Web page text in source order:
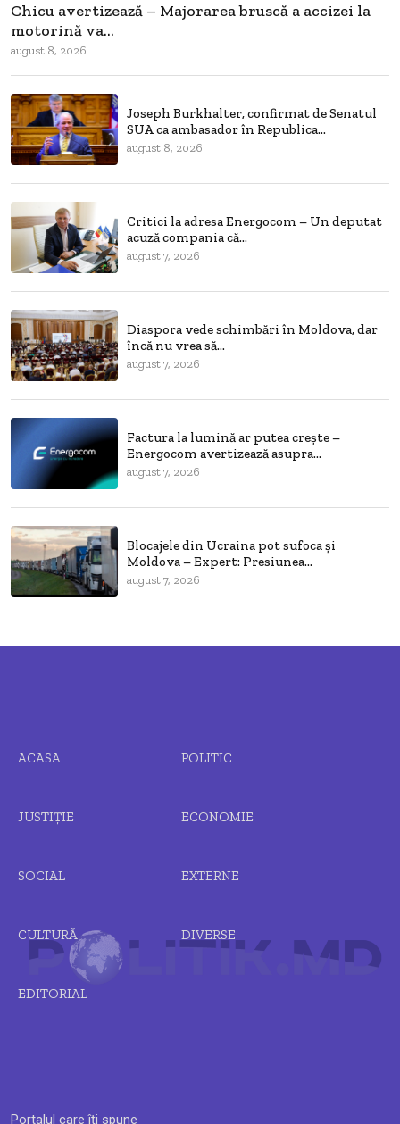
Chicu avertizează – Majorarea bruscă a accizei la
motorină va...
august 8, 2026
Joseph Burkhalter, confirmat de Senatul
SUA ca ambasador în Republica...
august 8, 2026
Critici la adresa Energocom – Un deputat
acuză compania că...
august 7, 2026
Diaspora vede schimbări în Moldova, dar
încă nu vrea să...
august 7, 2026
Factura la lumină ar putea crește –
Energocom avertizează asupra...
august 7, 2026
Blocajele din Ucraina pot sufoca și
Moldova – Expert: Presiunea...
august 7, 2026
Portalul care îți spune
ACASA POLITIC
JUSTIȚIE ECONOMIE
SOCIAL EXTERNE
CULTURĂ DIVERSE
EDITORIAL